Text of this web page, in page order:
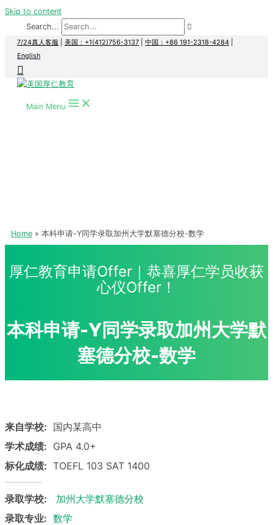
Skip to content
Search...
7/24真人客服 美国：+1(412)756-3137 中国：+86 191-2318-4284
English
Main Menu
Home 本科申请-Y同学录取加州大学默塞德分校-数学
厚仁教育申请Offer｜恭喜厚仁学员收获
心仪Offer！
本科申请-Y同学录取加州大学默
塞德分校-数学
来自学校: 国内某高中
学术成绩: GPA 4.0+
标化成绩: TOEFL 103 SAT 1400
录取学校:
加州大学默塞德分校
录取专业: 数学